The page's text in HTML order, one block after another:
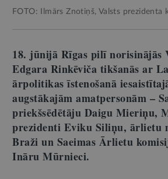
FOTO: Ilmārs Znotiņš, Valsts prezidenta
18. jūnijā Rīgas pilī norisinājās
Edgara Rinkēviča tikšanās ar
ārpolitikas īstenošanā
augstākajām amatpersonām –
priekšsēdētāju Daigu Mieriņu,
prezidenti Eviku Siliņu, ārlietu
Braži un Saeimas Ārlietu
Ināru Mūrnieci.